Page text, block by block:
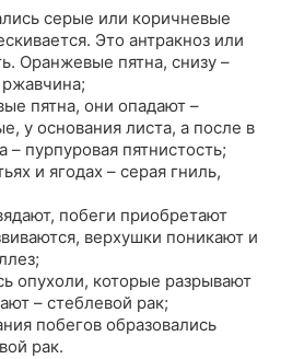
серые или коричневые
Это антракноз или
Оранжевые пятна, снизу –
пятна, они опадают –
у основания листа, а после в
– пурпуровая пятнистость;
и ягодах – серая гниль,
побеги приобретают
верхушки поникают и
опухоли, которые разрывают
– стеблевой рак;
побегов образовались
рак.